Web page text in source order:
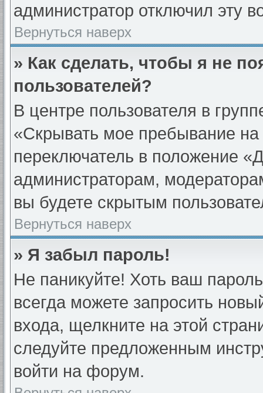
администратор отключил эту
Вернуться наверх
» Как сделать, чтобы я не
пользователей?
В центре пользователя в
«Скрывать мое пребывание
переключатель в положение
администраторам,
вы будете скрытым
Вернуться наверх
» Я забыл пароль!
Не паникуйте! Хоть ваш
всегда можете запросить
входа, щелкните на этой
следуйте предложенным
войти на форум.